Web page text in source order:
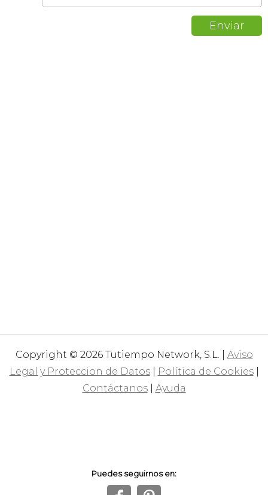
Copyright © 2026 Tutiempo Network, S.L. | Aviso
Legal y Proteccion de Datos| Política de Cookies|
Contáctanos| Ayuda
Puedes seguirnos en: